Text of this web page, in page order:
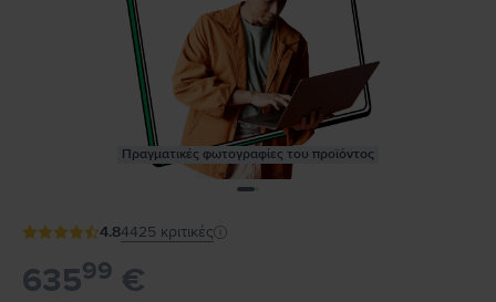
Πραγματικές φωτογραφίες του προϊόντος
4.84425 κριτικές
63599 €